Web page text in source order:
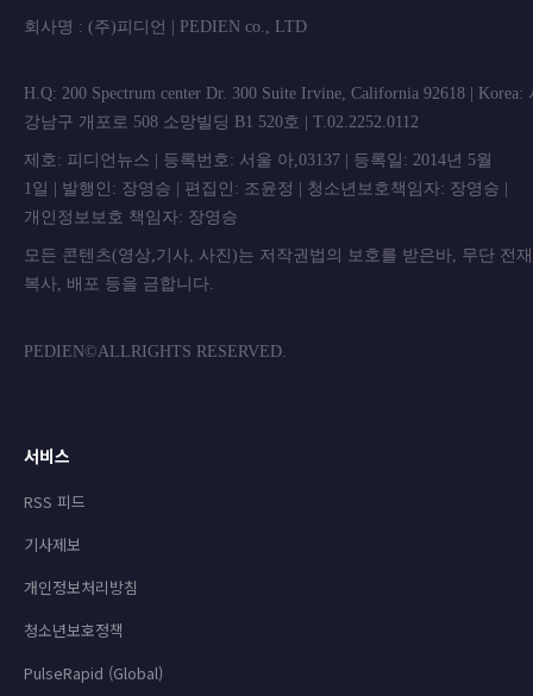
회사명 : (주)피디언 | PEDIEN co.,
H.Q: 200 Spectrum center Dr. 300 Suite Irvine, California 92618 | Korea:
강남구 개포로 508 소망빌딩 B1 520호 | T.02.2252.0112
제호: 피디언뉴스 | 등록번호: 서울 아,03137 | 등록일: 2014년 5월
1일 | 발행인: 장영승 | 편집인: 조윤정 | 청소년보호책임자: 장영승 |
개인정보보호 책임자: 장영승
모든 콘텐츠(영상,기사, 사진)는 저작권법의 보호를 받은바, 무단 전
복사, 배포 등을 금합니
PEDIEN©ALLRIGHTS RESERVED.
서비스
RSS 피드
기사제보
개인정보처리방침
청소년보호정책
PulseRapid (Global)